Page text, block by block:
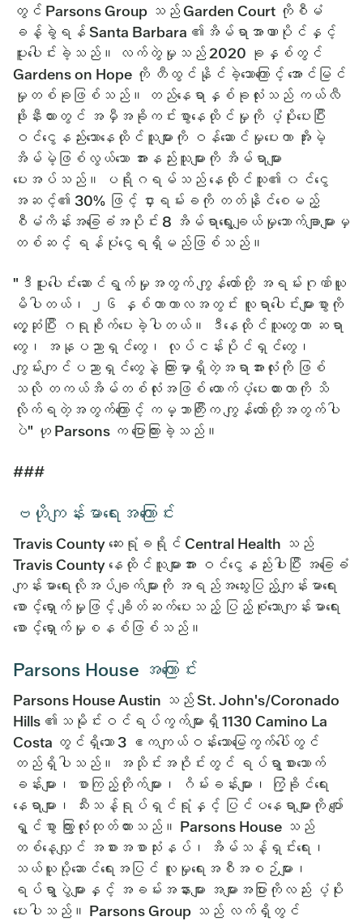
တွင် Parsons Group သည် Garden Court ကိုစီမံ
ခန့်ခွဲရန် Santa Barbara ၏အိမ်ရာအာဏာပိုင်နှင့်
ပူးပေါင်းခဲ့သည်။ လက်တွဲမှုသည် 2020 ခုနှစ်တွင်
Gardens on Hope ကို တီထွင်နိုင်ခဲ့သောကြောင့် အောင်မြင်
မှုတစ်ခုဖြစ်သည်။ တည်နေရာနှစ်ခုလုံးသည် ကယ်လီ
ဖိုးနီးယားတွင် အမှီအခိုကင်းစွာနေထိုင်မှုကို ပံ့ပိုးပေးပြီး
ဝင်ငွေနည်းသောနေထိုင်သူများကို ဝန်ဆောင်မှုပေးကာ အိုးမဲ့
အိမ်မဲ့ဖြစ်လွယ်သော အားနည်းသူများကို အိမ်ရာများ
ပေးအပ်သည်။ ပရိုဂရမ်သည် နေထိုင်သူ၏ ၀င်ငွေ
အဆင့်၏ 30% ဖြင့် ငှားရမ်းခကို တတ်နိုင်စေမည့်
စီမံကိန်းအခြေခံအပိုင်း 8 အိမ်ရာရွေးချယ်မှုဘောက်ချာများမှ
တစ်ဆင့် ရန်ပုံငွေရရှိမည်ဖြစ်သည်။
"ဒီပူးပေါင်းဆောင်ရွက်မှုအတွက် ကျွန်တော်တို့ အရမ်းဂုဏ်ယူ
မိပါတယ်၊ ၂၆ နှစ်တာကာလအတွင်း လူရာပေါင်းများစွာကို
တွေ့ဆုံပြီး ဂရုစိုက်ပေးခဲ့ပါတယ်။ ဒီနေထိုင်သူတွေဟာ ဆရာ
တွေ၊ အနုပညာရှင်တွေ၊ လုပ်ငန်းပိုင်ရှင်တွေ၊
ကျွမ်းကျင်ပညာရှင်တွေနဲ့ ကြားမှာရှိတဲ့အရာအားလုံးကို ဖြစ်
သလို တကယ်အိမ်တစ်လုံးအဖြစ် ထောက်ပံ့ပေးထားတာကို သိ
လိုက်ရတဲ့အတွက်ကြောင့် ကမ္ဘာကြီးက ကျွန်တော်တို့အတွက်ပါ
ပဲ" ဟု Parsons က ပြောကြားခဲ့သည်။
###
ဗဟိုကျန်းမာရေးအကြောင်း
Travis County ဆေးရုံခရိုင် Central Health သည်
Travis County နေထိုင်သူများအား ဝင်ငွေနည်းပါးပြီး အခြေခံ
ကျန်းမာရေးလိုအပ်ချက်များကို အရည်အသွေးပြည့်ကျန်းမာရေး
စောင့်ရှောက်မှုဖြင့် ချိတ်ဆက်ပေးသည့် ပြည့်စုံသောကျန်းမာရေး
စောင့်ရှောက်မှုစနစ်ဖြစ်သည်။
Parsons House အကြောင်း
Parsons House Austin သည် St. John's/Coronado
Hills ၏သမိုင်းဝင်ရပ်ကွက်များရှိ 1130 Camino La
Costa တွင်ရှိသော 3 ဧကကျယ်ဝန်းသောမြေကွက်ပေါ်တွင်
တည်ရှိပါသည်။ အသိုင်းအဝိုင်းတွင် ရပ်ရွာစားသောက်
ခန်းများ၊ စာကြည့်တိုက်များ၊ ဂိမ်းခန်းများ၊ ကြံ့ခိုင်ရေး
နေရာများ၊ သီးသန့်ရုပ်ရှင်ရုံနှင့် ပြင်ပနေရာများကို ပျော်
ရွှင်စွာ ကြွားလုံးထုတ်ထားသည်။ Parsons House သည်
တစ်နေ့လျှင် အစားအစာသုံးနပ်၊ အိမ်သန့်ရှင်းရေး၊
သယ်ယူပို့ဆောင်ရေးအပြင် လူမှုရေးအစီအစဉ်များ၊
ရပ်ရွာပွဲများနှင့် အခမ်းအနားများ အများအပြားကိုလည်း ပံ့ပိုး
ပေးပါသည်။ Parsons Group သည် လက်ရှိတွင်